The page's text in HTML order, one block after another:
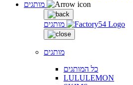
מותגים
מותגים
כל המותגים
LULULEMON